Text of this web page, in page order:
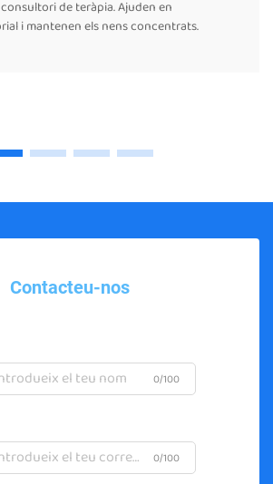
de teràpia. Ajuden en
i mantenen els nens concentrats.
Contacteu-nos
0/100
0/100